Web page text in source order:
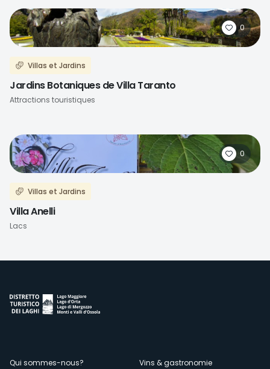
0
Villas et Jardins
Jardins Botaniques de Villa Taranto
Attractions touristiques
0
Villas et Jardins
Villa Anelli
Lacs
Qui sommes-nous? Vins & gastronomie